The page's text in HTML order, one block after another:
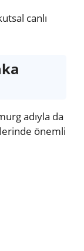
canlı
adıyla da
önemli